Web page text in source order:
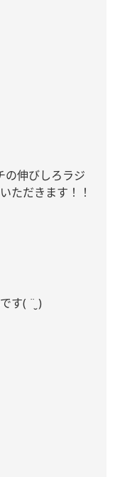
の伸びしろラジ
ただきます！！
す( ¨̮ )